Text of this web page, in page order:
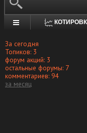
За сегодня
Топиков: 3
форум акций: 3
остальные форумы: 7
комментариев: 94
за месяц